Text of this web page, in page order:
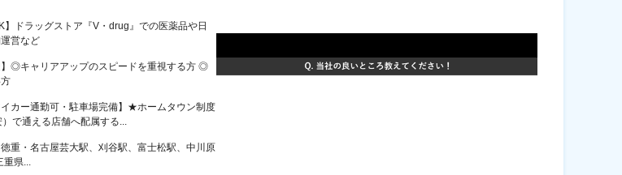
】ドラッグストア『V・drug』での医薬品や日
営など
】◎キャリアアップのスピードを重視する方 ◎
イカー通勤可・駐車場完備】★ホームタウン制度
で通える店舗へ配属する...
重・名古屋芸大駅、刈谷駅、富士松駅、中川原
県...